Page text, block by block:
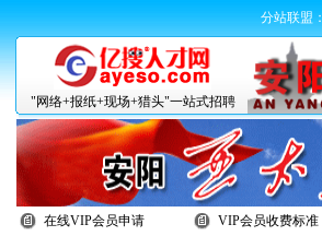
分站联盟：
"网络+报纸+现场+猎头"一站式招聘
在线VIP会员申请 VIP会员收费标准